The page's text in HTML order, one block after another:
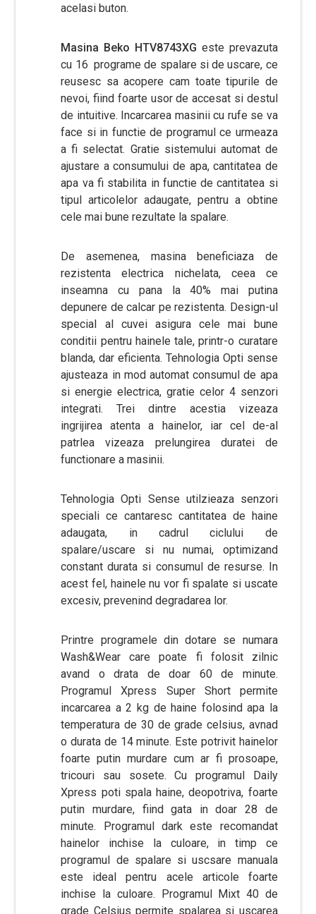
acelasi buton.
Masina Beko HTV8743XG este prevazuta
cu 16 programe de spalare si de uscare, ce
reusesc sa acopere cam toate tipurile de
nevoi, fiind foarte usor de accesat si destul
de intuitive. Incarcarea masinii cu rufe se va
face si in functie de programul ce urmeaza
a fi selectat. Gratie sistemului automat de
ajustare a consumului de apa, cantitatea de
apa va fi stabilita in functie de cantitatea si
tipul articolelor adaugate, pentru a obtine
cele mai bune rezultate la spalare.
De asemenea, masina beneficiaza de
rezistenta electrica nichelata, ceea ce
inseamna cu pana la 40% mai putina
depunere de calcar pe rezistenta. Design-ul
special al cuvei asigura cele mai bune
conditii pentru hainele tale, printr-o curatare
blanda, dar eficienta. Tehnologia Opti sense
ajusteaza in mod automat consumul de apa
si energie electrica, gratie celor 4 senzori
integrati. Trei dintre acestia vizeaza
ingrijirea atenta a hainelor, iar cel de-al
patrlea vizeaza prelungirea duratei de
functionare a masinii.
Tehnologia Opti Sense utilzieaza senzori
speciali ce cantaresc cantitatea de haine
adaugata, in cadrul ciclului de
spalare/uscare si nu numai, optimizand
constant durata si consumul de resurse. In
acest fel, hainele nu vor fi spalate si uscate
excesiv, prevenind degradarea lor.
Printre programele din dotare se numara
Wash&Wear care poate fi folosit zilnic
avand o drata de doar 60 de minute.
Programul Xpress Super Short permite
incarcarea a 2 kg de haine folosind apa la
temperatura de 30 de grade celsius, avnad
o durata de 14 minute. Este potrivit hainelor
foarte putin murdare cum ar fi prosoape,
tricouri sau sosete. Cu programul Daily
Xpress poti spala haine, deopotriva, foarte
putin murdare, fiind gata in doar 28 de
minute. Programul dark este recomandat
hainelor inchise la culoare, in timp ce
programul de spalare si uscsare manuala
este ideal pentru acele articole foarte
inchise la culoare. Programul Mixt 40 de
grade Celsius permite spalarea si uscarea